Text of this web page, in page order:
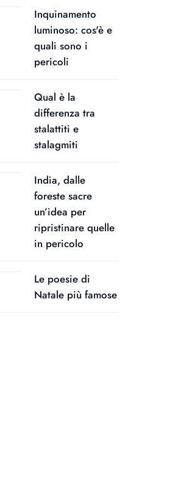
Inquinamento
luminoso: cos'è e
quali sono i
pericoli
Qual è la
differenza tra
stalattiti e
stalagmiti
India, dalle
foreste sacre
un’idea per
ripristinare quelle
in pericolo
Le poesie di
Natale più famose